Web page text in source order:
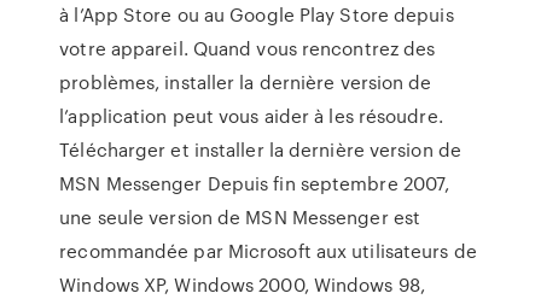
à l’App Store ou au Google Play Store depuis
votre appareil. Quand vous rencontrez des
problèmes, installer la dernière version de
l’application peut vous aider à les résoudre.
Télécharger et installer la dernière version de
MSN Messenger Depuis fin septembre 2007,
une seule version de MSN Messenger est
recommandée par Microsoft aux utilisateurs de
Windows XP, Windows 2000, Windows 98,